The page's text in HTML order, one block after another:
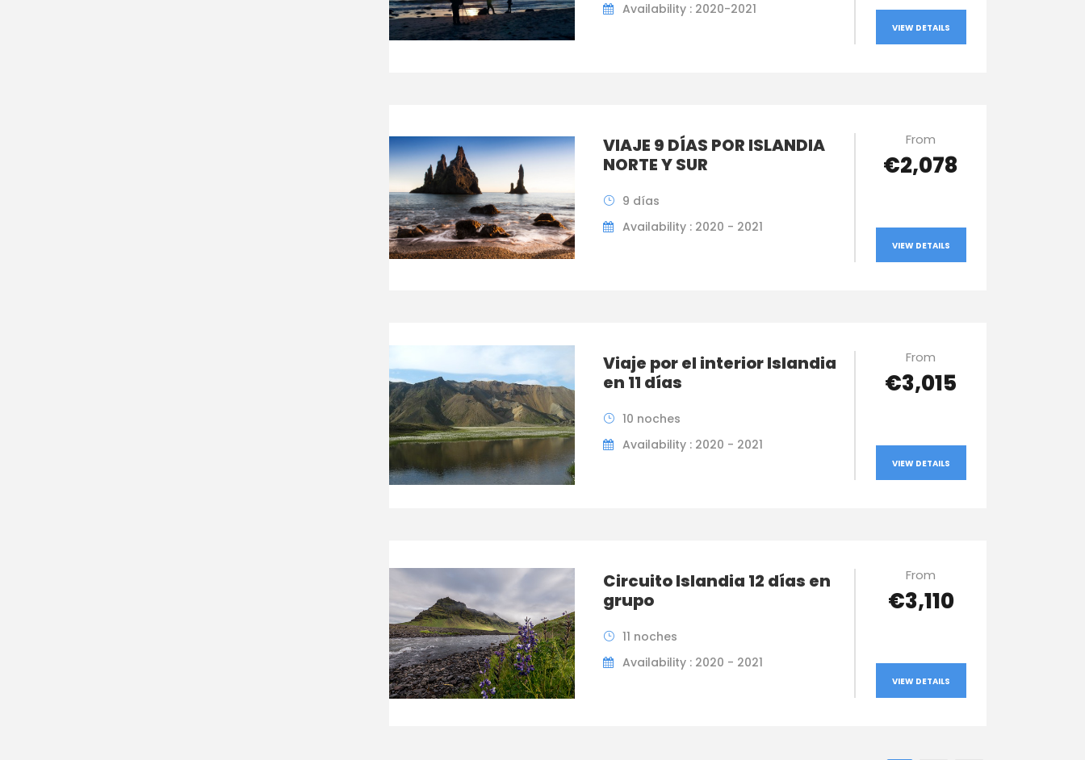
Availability : 2020-2021
VIEW DETAILS
VIAJE 9 DÍAS POR ISLANDIA
NORTE Y SUR
9 días
Availability : 2020 - 2021
From
€2,078
VIEW DETAILS
Viaje por el interior Islandia
en 11 días
10 noches
Availability : 2020 - 2021
From
€3,015
VIEW DETAILS
Circuito Islandia 12 días en
grupo
11 noches
Availability : 2020 - 2021
From
€3,110
VIEW DETAILS